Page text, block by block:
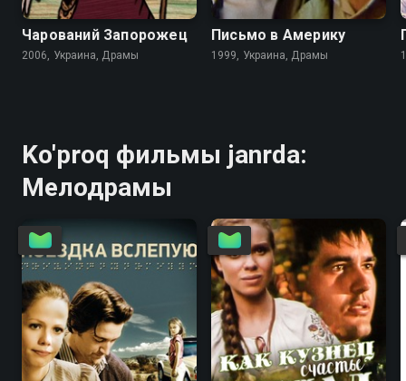
Чарований Запорожец
2006, Украина, Драмы
Письмо в Америку
1999, Украина, Драмы
Ko'proq фильмы janrda:
Мелодрамы